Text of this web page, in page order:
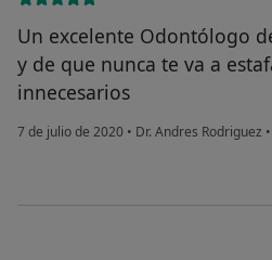
Un excelente Odontólogo
y de que nunca te va a
innecesarios
7 de julio de 2020 • Dr. Andres Rodriguez •